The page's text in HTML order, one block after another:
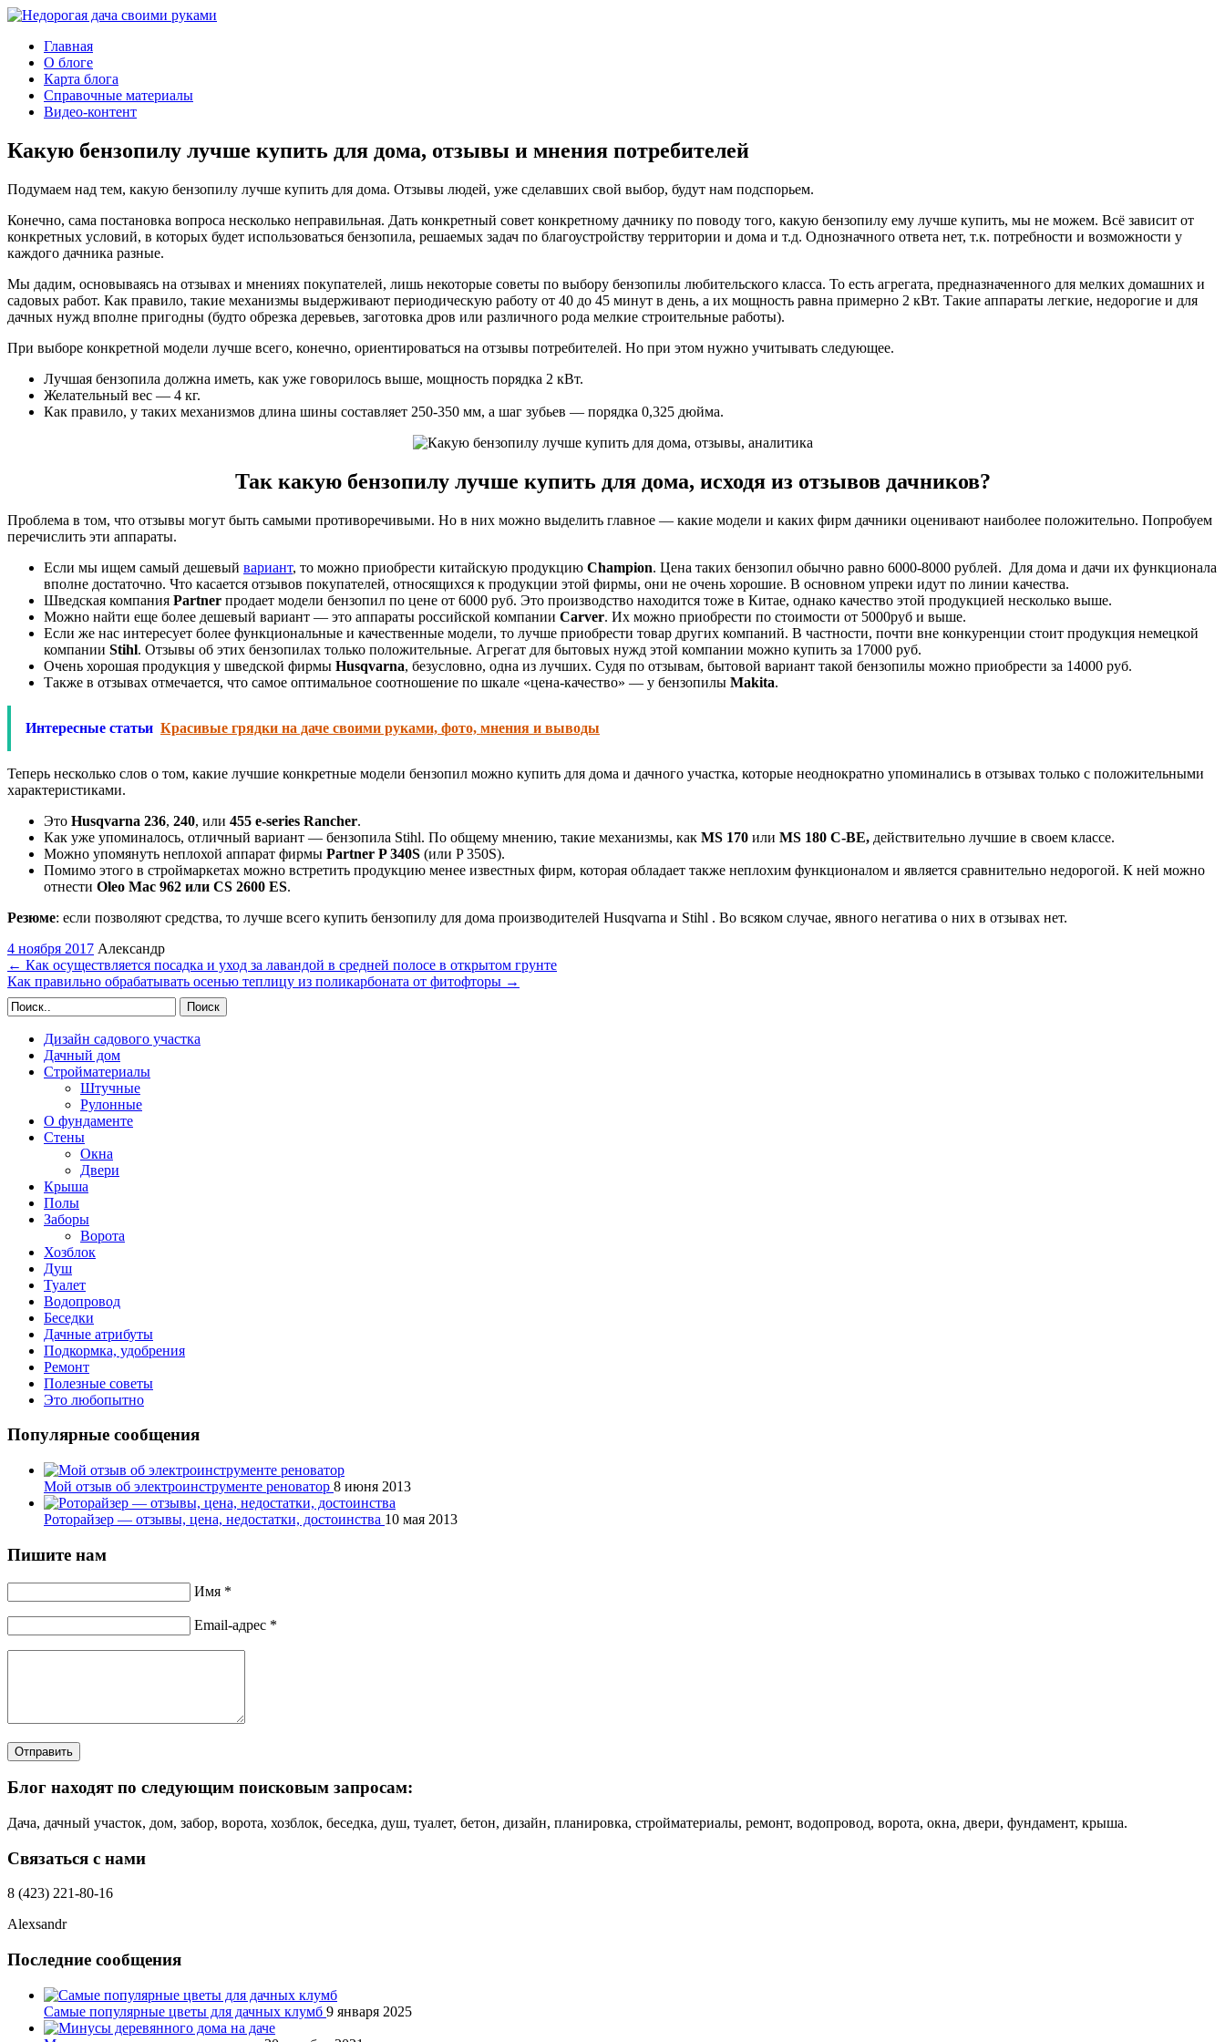
Главная
О блоге
Карта блога
Справочные материалы
Видео-контент
Какую бензопилу лучше купить для дома, отзывы и мнения потребителей
Подумаем над тем, какую бензопилу лучше купить для дома. Отзывы людей, уже сделавших свой выбор, будут нам подспорьем.
Конечно, сама постановка вопроса несколько неправильная. Дать конкретный совет конкретному дачнику по поводу того, какую бензопилу ему лучше купить, мы не можем. Всё зависит от
конкретных условий, в которых будет использоваться бензопила, решаемых задач по благоустройству территории и дома и т.д. Однозначного ответа нет, т.к. потребности и возможности у
каждого дачника разные.
Мы дадим, основываясь на отзывах и мнениях покупателей, лишь некоторые советы по выбору бензопилы любительского класса. То есть агрегата, предназначенного для мелких домашних и
садовых работ. Как правило, такие механизмы выдерживают периодическую работу от 40 до 45 минут в день, а их мощность равна примерно 2 кВт. Такие аппараты легкие, недорогие и для
дачных нужд вполне пригодны (будто обрезка деревьев, заготовка дров или различного рода мелкие строительные работы).
При выборе конкретной модели лучше всего, конечно, ориентироваться на отзывы потребителей. Но при этом нужно учитывать следующее.
Лучшая бензопила должна иметь, как уже говорилось выше, мощность порядка 2 кВт.
Желательный вес — 4 кг.
Как правило, у таких механизмов длина шины составляет 250-350 мм, а шаг зубьев — порядка 0,325 дюйма.
Так какую бензопилу лучше купить для дома, исходя из отзывов дачников?
Проблема в том, что отзывы могут быть самыми противоречивыми. Но в них можно выделить главное — какие модели и каких фирм дачники оценивают наиболее положительно. Попробуем
перечислить эти аппараты.
Если мы ищем самый дешевый вариант, то можно приобрести китайскую продукцию Champion. Цена таких бензопил обычно равно 6000-8000 рублей. Для дома и дачи их функционала
вполне достаточно. Что касается отзывов покупателей, относящихся к продукции этой фирмы, они не очень хорошие. В основном упреки идут по линии качества.
Шведская компания Partner продает модели бензопил по цене от 6000 руб. Это производство находится тоже в Китае, однако качество этой продукцией несколько выше.
Можно найти еще более дешевый вариант — это аппараты российской компании Carver. Их можно приобрести по стоимости от 5000руб и выше.
Если же нас интересует более функциональные и качественные модели, то лучше приобрести товар других компаний. В частности, почти вне конкуренции стоит продукция немецкой
компании Stihl. Отзывы об этих бензопилах только положительные. Агрегат для бытовых нужд этой компании можно купить за 17000 руб.
Очень хорошая продукция у шведской фирмы Husqvarna, безусловно, одна из лучших. Судя по отзывам, бытовой вариант такой бензопилы можно приобрести за 14000 руб.
Также в отзывах отмечается, что самое оптимальное соотношение по шкале «цена-качество» — у бензопилы Makita.
Интересные статьи Красивые грядки на даче своими руками, фото, мнения и выводы
Теперь несколько слов о том, какие лучшие конкретные модели бензопил можно купить для дома и дачного участка, которые неоднократно упоминались в отзывах только с положительными
характеристиками.
Это Husqvarna 236, 240, или 455 e-series Rancher.
Как уже упоминалось, отличный вариант — бензопила Stihl. По общему мнению, такие механизмы, как MS 170 или MS 180 C-BE, действительно лучшие в своем классе.
Можно упомянуть неплохой аппарат фирмы Partner P 340S (или P 350S).
Помимо этого в строймаркетах можно встретить продукцию менее известных фирм, которая обладает также неплохим функционалом и является сравнительно недорогой. К ней можно
отнести Oleo Mac 962 или CS 2600 ES.
Резюме: если позволяют средства, то лучше всего купить бензопилу для дома производителей Husqvarna и Stihl . Во всяком случае, явного негатива о них в отзывах нет.
4 ноября 2017 Александр
← Как осуществляется посадка и уход за лавандой в средней полосе в открытом грунте
Как правильно обрабатывать осенью теплицу из поликарбоната от фитофторы →
Поиск
Дизайн садового участка
Дачный дом
Стройматериалы
Штучные
Рулонные
О фундаменте
Стены
Окна
Двери
Крыша
Полы
Заборы
Ворота
Хозблок
Душ
Туалет
Водопровод
Беседки
Дачные атрибуты
Подкормка, удобрения
Ремонт
Полезные советы
Это любопытно
Популярные сообщения
Мой отзыв об электроинструменте реноватор 8 июня 2013
Роторайзер — отзывы, цена, недостатки, достоинства 10 мая 2013
Пишите нам
Имя *
Email-адрес *
Отправить
Блог находят по следующим поисковым запросам:
Дача, дачный участок, дом, забор, ворота, хозблок, беседка, душ, туалет, бетон, дизайн, планировка, стройматериалы, ремонт, водопровод, ворота, окна, двери, фундамент, крыша.
Связаться с нами
8 (423) 221-80-16
Alexsandr
Последние сообщения
Самые популярные цветы для дачных клумб 9 января 2025